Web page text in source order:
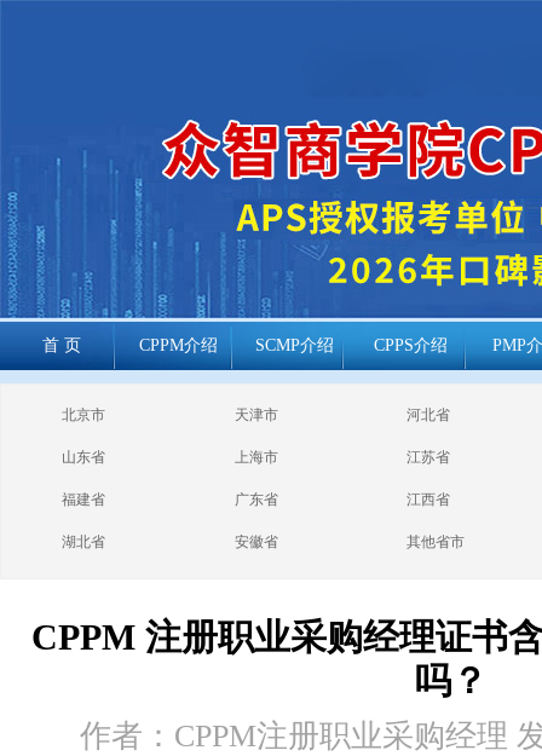
首 页 CPPM介绍 SCMP介绍 CPPS介绍 PMP
cppm报考常见
问题
北京市 天津市 河北省
山东省 上海市 江苏省
福建省 广东省 江西省
湖北省 安徽省 其他省市
CPPM 注册职业采购经理证书
吗？
作者：CPPM注册职业采购经理